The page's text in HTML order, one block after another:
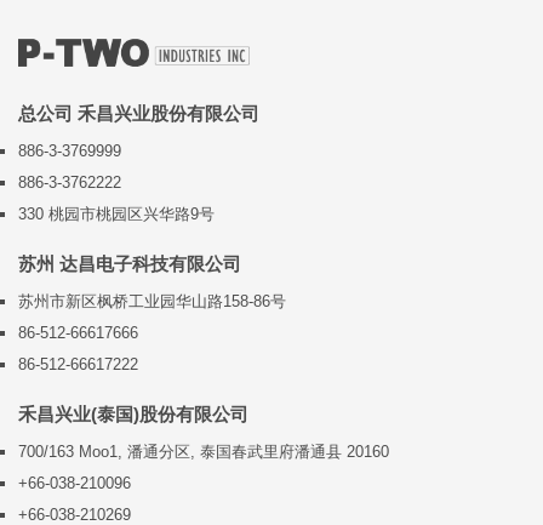
总公司 禾昌兴业股份有限公司
886-3-3769999
886-3-3762222
330 桃园市桃园区兴华路9号
苏州 达昌电子科技有限公司
苏州市新区枫桥工业园华山路158-86号
86-512-66617666
86-512-66617222
禾昌兴业(泰国)股份有限公司
700/163 Moo1, 潘通分区, 泰国春武里府潘通县 20160
+66-038-210096
+66-038-210269